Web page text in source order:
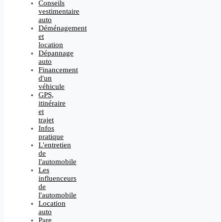
Conseils
vestimentaire
auto
Déménagement
et
location
Dépannage
auto
Financement
d'un
véhicule
GPS,
itinéraire
et
trajet
Infos
pratique
L'entretien
de
l'automobile
Les
influenceurs
de
l'automobile
Location
auto
Pare